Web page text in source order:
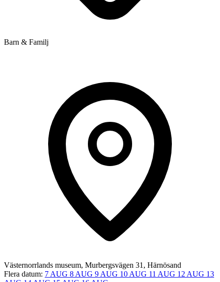
Barn & Familj
Västernorrlands museum, Murbergsvägen 31, Härnösand
Flera datum: 7 AUG 8 AUG 9 AUG 10 AUG 11 AUG 12 AUG 13